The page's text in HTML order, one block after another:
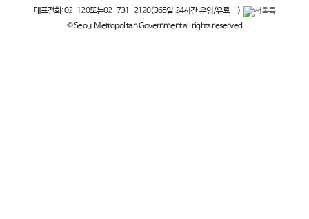
대표전화:02-120또는02-731-2120(365일 24시간 운영/유료
)
© Seoul Metropolitan Government all rights reserved